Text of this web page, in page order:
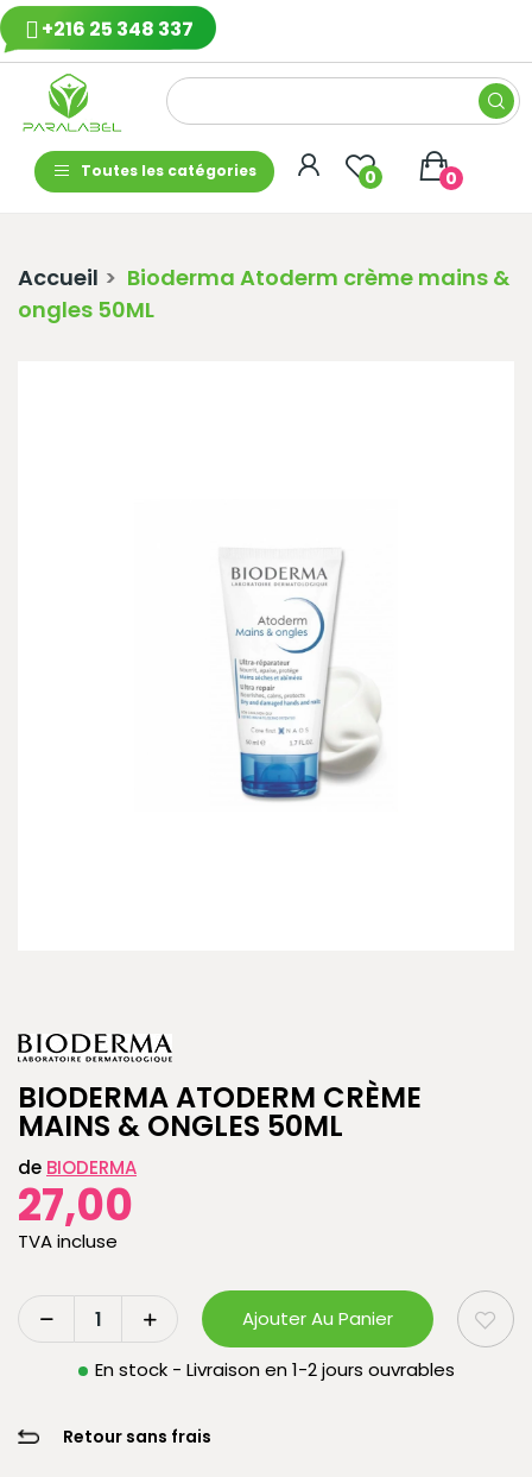
+216 25 348 337
Toutes les catégories 0 0
Accueil
Bioderma Atoderm crème mains &
ongles 50ML
BIODERMA ATODERM CRÈME
MAINS & ONGLES 50ML
de BIODERMA
27,00
TVA incluse
Ajouter Au Panier
En stock - Livraison en 1-2 jours ouvrables
Retour sans frais